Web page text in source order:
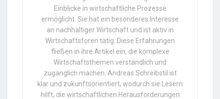
Einblicke in wirtschaftliche Prozesse
ermöglicht. Sie hat ein besonderes Interesse
an nachhaltiger Wirtschaft und ist aktiv in
Wirtschaftsforen tätig. Diese Erfahrungen
fließen in ihre Artikel ein, die komplexe
Wirtschaftsthemen verständlich und
zugänglich machen. Andreas Schreibstil ist
klar und zukunftsorientiert, wodurch sie Lesern
hilft, die wirtschaftlichen Herausforderungen